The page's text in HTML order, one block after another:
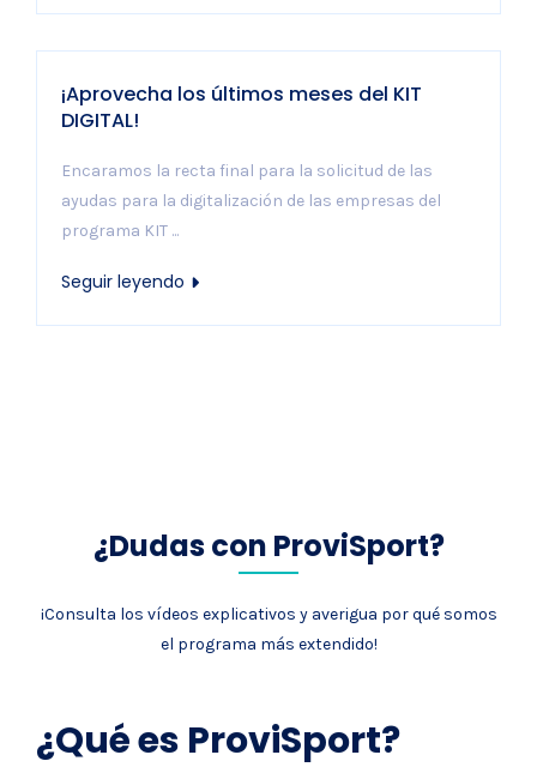
¡Aprovecha los últimos meses del KIT
DIGITAL!
Encaramos la recta final para la solicitud de las
ayudas para la digitalización de las empresas del
programa KIT ...
Seguir leyendo
¿Dudas con ProviSport?
¡Consulta los vídeos explicativos y averigua por qué somos
el programa más extendido!
¿Qué es ProviSport?